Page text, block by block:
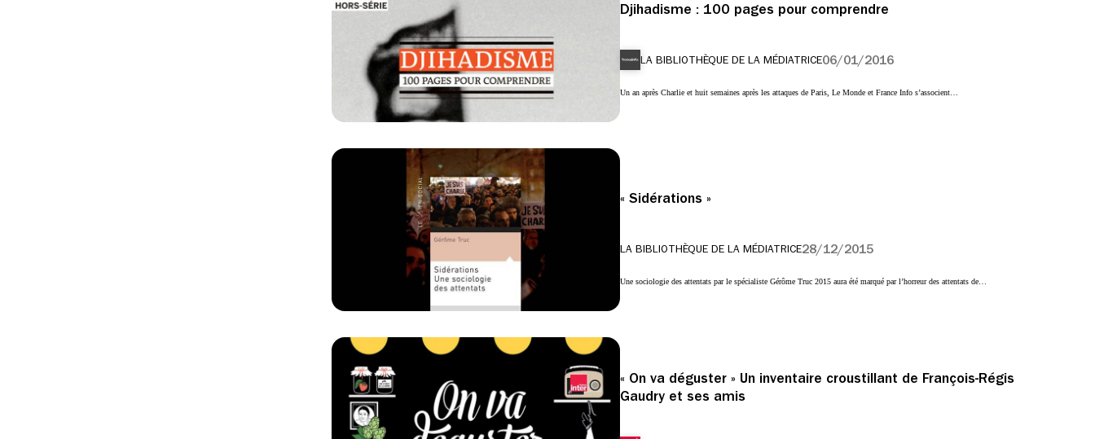
Djihadisme : 100 pages pour comprendre
LA BIBLIOTHÈQUE DE LA MÉDIATRICE06/01/2016
Un an après Charlie et huit semaines après les attaques de Paris, Le Monde et France Info s’associent…
« Sidérations »
LA BIBLIOTHÈQUE DE LA MÉDIATRICE28/12/2015
Une sociologie des attentats par le spécialiste Gérôme Truc 2015 aura été marqué par l’horreur des attentats de…
« On va déguster » Un inventaire croustillant de François-Régis
Gaudry et ses amis